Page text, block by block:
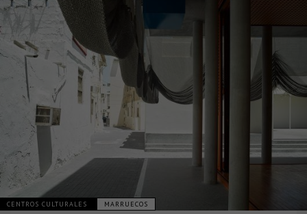
CENTROS CULTURALES MARRUECOS